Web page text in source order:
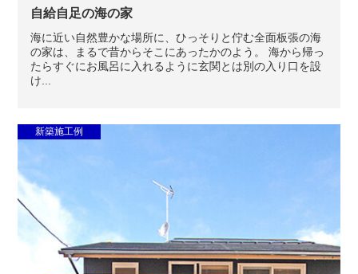
自給自足の海の家
海に近い自然豊かな場所に、ひっそりと佇む全面板張の海
の家は、まるで昔からそこにあったかのよう。 海から帰っ
たらすぐにお風呂に入れるように玄関とは別の入り口を設
け...
新築施工例